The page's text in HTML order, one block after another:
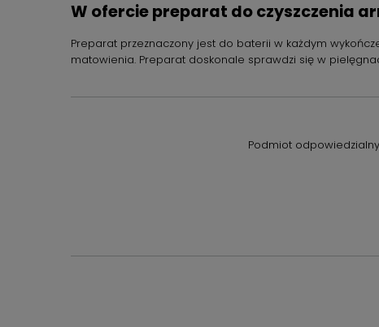
W ofercie preparat do czyszczenia
Preparat przeznaczony jest do baterii w każdym
matowienia. Preparat doskonale sprawdzi się w
Podmiot